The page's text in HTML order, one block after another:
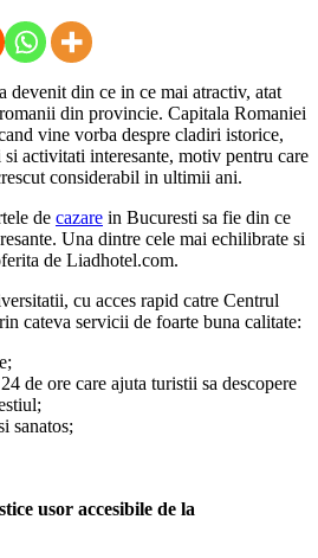
devenit din ce in ce mai atractiv, atat
din provincie. Capitala Romaniei
vine vorba despre cladiri istorice,
activitati interesante, motiv pentru care
considerabil in ultimii ani.
de cazare in Bucuresti sa fie din ce
Una dintre cele mai echilibrate si
de Liadhotel.com.
cu acces rapid catre Centrul
cateva servicii de foarte buna calitate:
de ore care ajuta turistii sa descopere
sanatos;
usor accesibile de la